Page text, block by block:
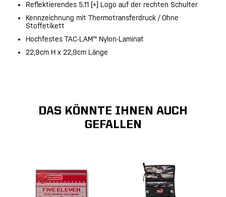
Reflektierendes 5.11 [+] Logo auf der rechten Schulter
Kennzeichnung mit Thermotransferdruck / Ohne
Stoffetikett
Hochfestes TAC-LAM™ Nylon-Laminat
22,9cm H x 22,9cm Länge
DAS KÖNNTE IHNEN AUCH
GEFALLEN